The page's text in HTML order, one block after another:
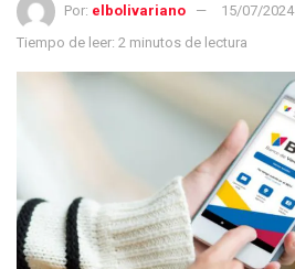
Por: elbolivariano
15/07/2024
Tiempo de leer: 2 minutos de lectura